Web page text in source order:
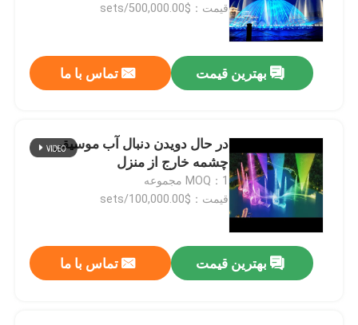
قیمت：$500,000.00/sets
بهترین قیمت تماس با ما
در حال دویدن دنبال آب موسيقي
چشمه خارج از منزل
MOQ：1 مجموعه
قیمت：$100,000.00/sets
بهترین قیمت تماس با ما